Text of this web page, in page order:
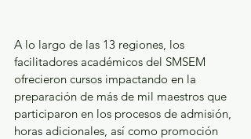
A lo largo de las 13 regiones, los
facilitadores académicos del SMSEM
ofrecieron cursos impactando en la
preparación de más de mil maestros que
participaron en los procesos de admisión,
horas adicionales, así como promoción